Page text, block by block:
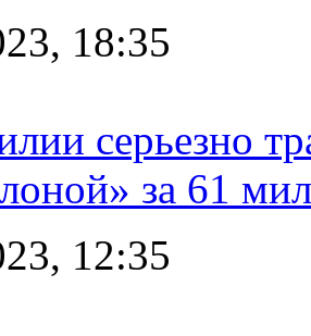
18:35
серьезно
за 61
12:35